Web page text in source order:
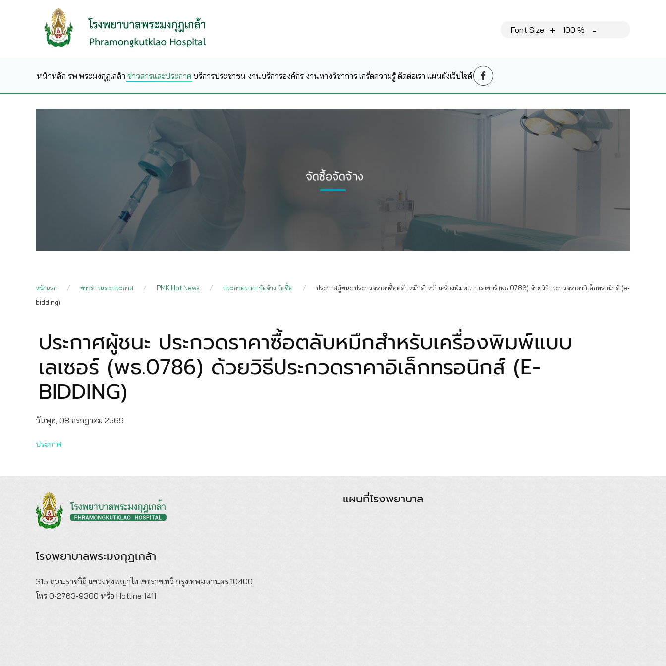
Skip to main content Font Size + 100 % -
หน้าหลัก รพ.พระมงกุฎเกล้า ข่าวสารและประกาศ บริการประชาชน งานบริการองค์กร งานทางวิชาการ เกร็ดความรู้ ติดต่อเรา แผนผังเว็บไซต์
หน้าแรก ข่าวสารและประกาศ PMK Hot News ประกวดราคา จัดจ้าง จัดซื้อ
ประกาศผู้ชนะ ประกวดราคาซื้อตลับหมึกสำหรับเครื่องพิมพ์แบบเลเซอร์ (พธ.0786) ด้วยวิธีประกวดราคาอิเล็กทรอนิกส์ (e-
bidding)
ประกาศผู้ชนะ ประกวดราคาซื้อตลับหมึกสำหรับเครื่องพิมพ์แบบ
เลเซอร์ (พธ.0786) ด้วยวิธีประกวดราคาอิเล็กทรอนิกส์ (E-
BIDDING)
วันพุธ, 08 กรกฎาคม 2569
ประกาศ
โรงพยาบาลพระมงกุฎเกล้า
315 ถนนราชวิถี แขวงทุ่งพญาไท เขตราชเทวี กรุงเทพมหานคร 10400
โทร 0-2763-9300 หรือ Hotline 1411
แผนที่โรงพยาบาล